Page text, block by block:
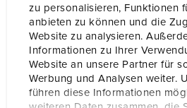
zu personalisieren, Funktionen
anbieten zu können und die
Website zu analysieren.
Informationen zu Ihrer
Website an unsere Partner für
Werbung und Analysen weiter.
führen diese Informationen